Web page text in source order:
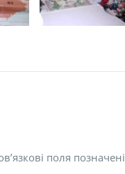
поля позначені